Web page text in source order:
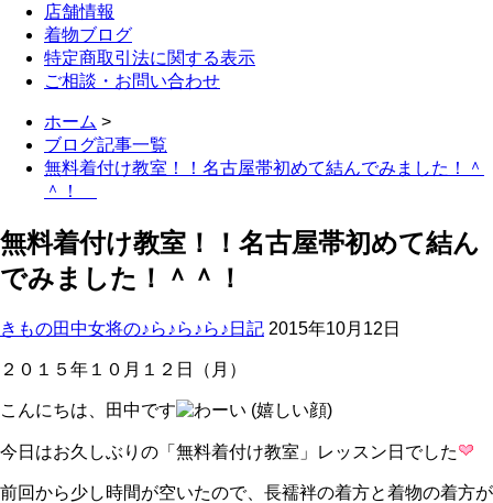
店舗情報
着物ブログ
特定商取引法に関する表示
ご相談・お問い合わせ
ホーム >
ブログ記事一覧
無料着付け教室！！名古屋帯初めて結んでみました！＾
＾！
無料着付け教室！！名古屋帯初めて結ん
でみました！＾＾！
きもの田中女将の♪ら♪ら♪ら♪日記 2015年10月12日
２０１５年１０月１２日（月）
こんにちは、田中です
今日はお久しぶりの「無料着付け教室」レッスン日でした
前回から少し時間が空いたので、長襦袢の着方と着物の着方が